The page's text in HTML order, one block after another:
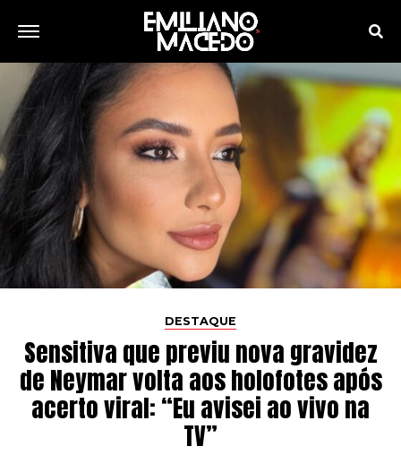
DESTAQUE
Sensitiva que previu nova gravidez
de Neymar volta aos holofotes após
acerto viral: “Eu avisei ao vivo na
TV”